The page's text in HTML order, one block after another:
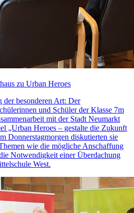
zu Urban Heroes
der besonderen Art: Der
und Schüler der Klasse 7m
mit der Stadt Neumarkt
„Urban Heroes – gestalte die Zukunft
Donnerstagmorgen diskutierten sie
wie die mögliche Anschaffung
Notwendigkeit einer Überdachung
West.